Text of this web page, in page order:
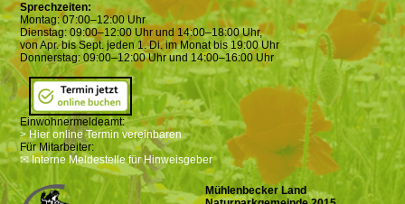
Sprechzeiten:
Montag: 07:00–12:00 Uhr
Dienstag: 09:00–12:00 Uhr und 14:00–18:00 Uhr,
von Apr. bis Sept. jeden 1. Di. im Monat bis 19:00 Uhr
Donnerstag: 09:00–12:00 Uhr und 14:00–16:00 Uhr
Einwohnermeldeamt:
> Hier online Termin vereinbaren
Für Mitarbeiter:
✉ Interne Meldestelle für Hinweisgeber
Mühlenbecker Land